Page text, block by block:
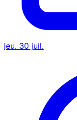
jeu. 30 juil.